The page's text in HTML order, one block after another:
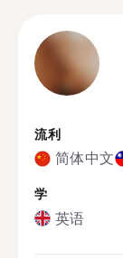
流利
简体中文
学
英语